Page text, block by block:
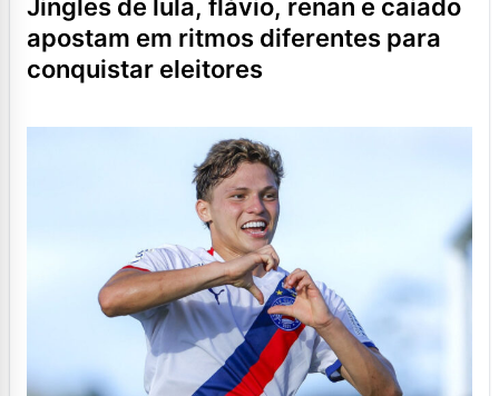
jingles de lula, flávio, renan e caiado
apostam em ritmos diferentes para
conquistar eleitores